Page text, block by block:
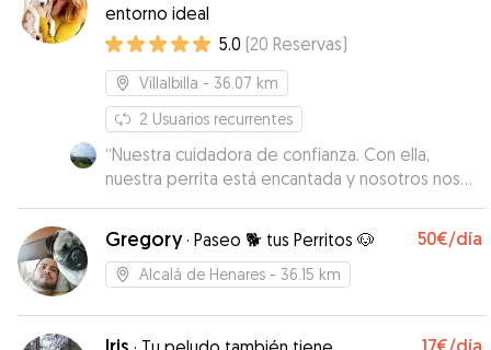
entorno ideal
5.0 (20 Reservas)
Villalbilla - 36.07 km
2 Usuarios recurrentes
“Nuestra cuidadora de confianza. Con ella,
nuestra perrita está encantada y nosotros nos
quedamos muy tranquilos. Es amable, agradable,
simpática y sobretodo muy cuidadosa con
nuestra perrita, sabe perfectamente adaptarse
a sus necesidades y se preocupa porque esté
por cuidar tan bien a Nunita.”
Gregory· Paseo 🐕 tus Perritos 🐶 50€/día
Alcalá de Henares - 36.15 km
17€/día